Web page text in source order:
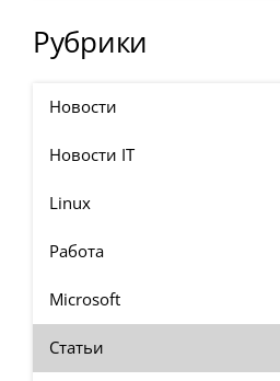
Рубрики
Новости
Новости IT
Linux
Работа
Microsoft
Статьи